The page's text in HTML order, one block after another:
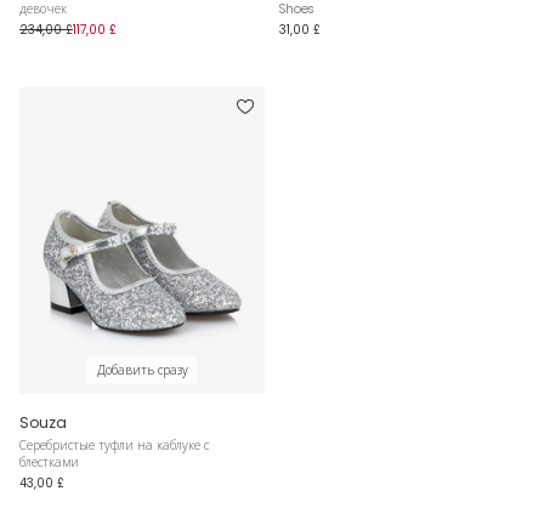
девочек
234,00 £117,00 £
Shoes
31,00 £
Добавить сразу
Souza
Серебристые туфли на каблуке с
блестками
43,00 £